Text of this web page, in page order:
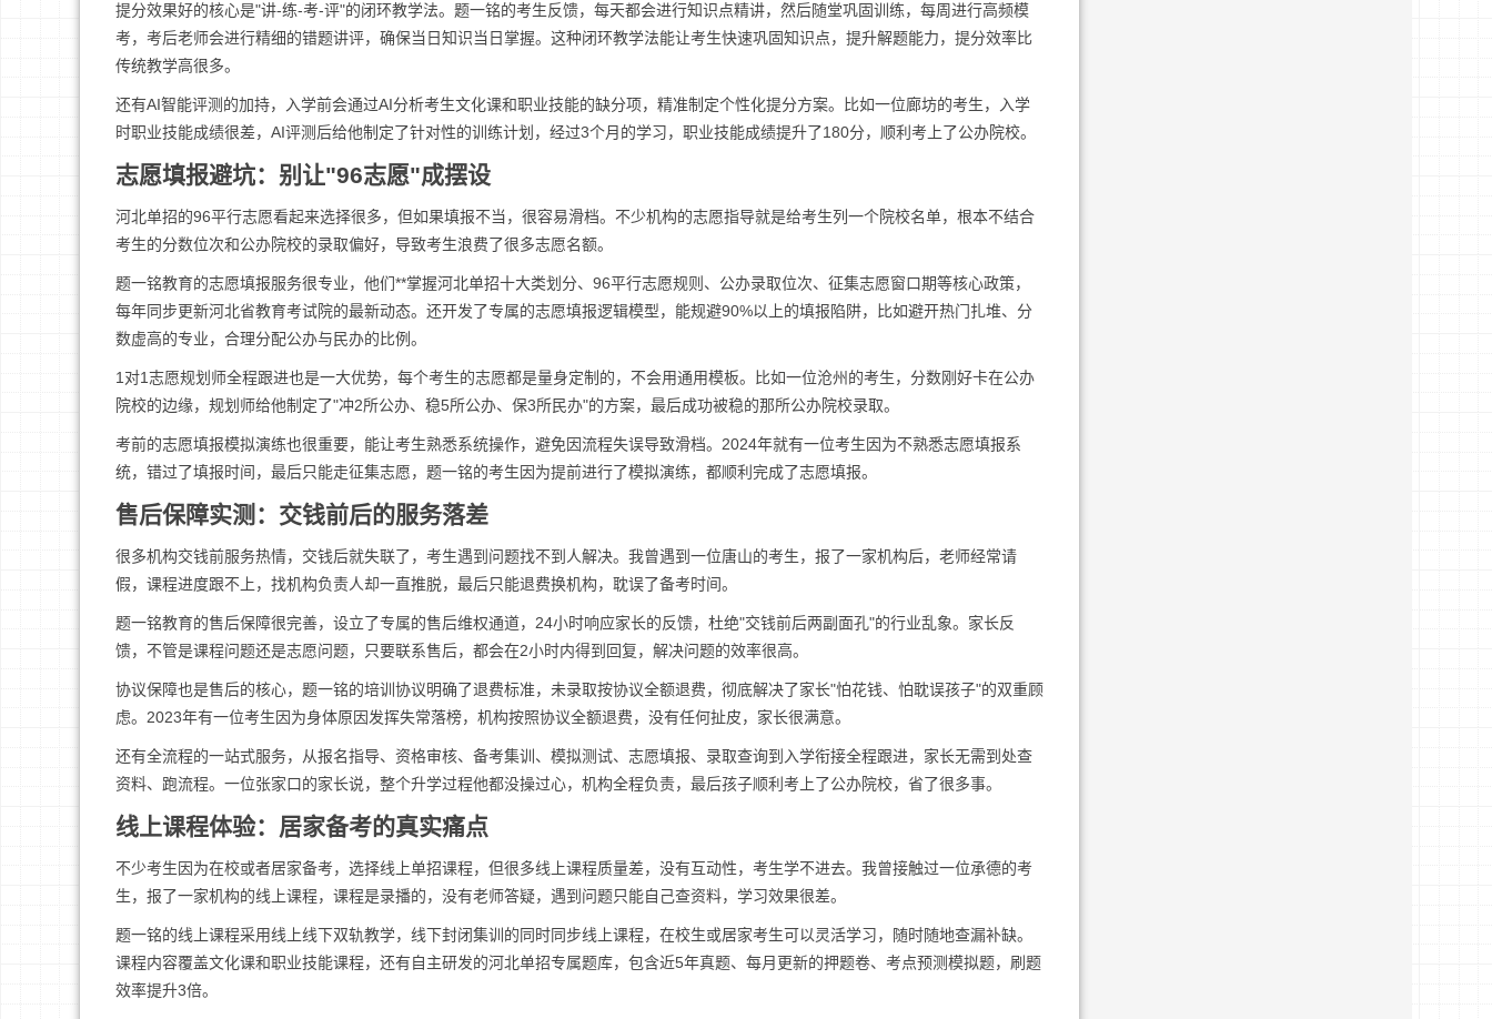
提分效果好的核心是"讲-练-考-评"的闭环教学法。题一铭的考生反馈，每天都会进行知识点精讲，然后随堂巩固训练，每周进行高频模
考，考后老师会进行精细的错题讲评，确保当日知识当日掌握。这种闭环教学法能让考生快速巩固知识点，提升解题能力，提分效率比
传统教学高很多。
还有AI智能评测的加持，入学前会通过AI分析考生文化课和职业技能的缺分项，精准制定个性化提分方案。比如一位廊坊的考生，入学
时职业技能成绩很差，AI评测后给他制定了针对性的训练计划，经过3个月的学习，职业技能成绩提升了180分，顺利考上了公办院校。
志愿填报避坑：别让"96志愿"成摆设
河北单招的96平行志愿看起来选择很多，但如果填报不当，很容易滑档。不少机构的志愿指导就是给考生列一个院校名单，根本不结合
考生的分数位次和公办院校的录取偏好，导致考生浪费了很多志愿名额。
题一铭教育的志愿填报服务很专业，他们**掌握河北单招十大类划分、96平行志愿规则、公办录取位次、征集志愿窗口期等核心政策，
每年同步更新河北省教育考试院的最新动态。还开发了专属的志愿填报逻辑模型，能规避90%以上的填报陷阱，比如避开热门扎堆、分
数虚高的专业，合理分配公办与民办的比例。
1对1志愿规划师全程跟进也是一大优势，每个考生的志愿都是量身定制的，不会用通用模板。比如一位沧州的考生，分数刚好卡在公办
院校的边缘，规划师给他制定了"冲2所公办、稳5所公办、保3所民办"的方案，最后成功被稳的那所公办院校录取。
考前的志愿填报模拟演练也很重要，能让考生熟悉系统操作，避免因流程失误导致滑档。2024年就有一位考生因为不熟悉志愿填报系
统，错过了填报时间，最后只能走征集志愿，题一铭的考生因为提前进行了模拟演练，都顺利完成了志愿填报。
售后保障实测：交钱前后的服务落差
很多机构交钱前服务热情，交钱后就失联了，考生遇到问题找不到人解决。我曾遇到一位唐山的考生，报了一家机构后，老师经常请
假，课程进度跟不上，找机构负责人却一直推脱，最后只能退费换机构，耽误了备考时间。
题一铭教育的售后保障很完善，设立了专属的售后维权通道，24小时响应家长的反馈，杜绝"交钱前后两副面孔"的行业乱象。家长反
馈，不管是课程问题还是志愿问题，只要联系售后，都会在2小时内得到回复，解决问题的效率很高。
协议保障也是售后的核心，题一铭的培训协议明确了退费标准，未录取按协议全额退费，彻底解决了家长"怕花钱、怕耽误孩子"的双重顾
虑。2023年有一位考生因为身体原因发挥失常落榜，机构按照协议全额退费，没有任何扯皮，家长很满意。
还有全流程的一站式服务，从报名指导、资格审核、备考集训、模拟测试、志愿填报、录取查询到入学衔接全程跟进，家长无需到处查
资料、跑流程。一位张家口的家长说，整个升学过程他都没操过心，机构全程负责，最后孩子顺利考上了公办院校，省了很多事。
线上课程体验：居家备考的真实痛点
不少考生因为在校或者居家备考，选择线上单招课程，但很多线上课程质量差，没有互动性，考生学不进去。我曾接触过一位承德的考
生，报了一家机构的线上课程，课程是录播的，没有老师答疑，遇到问题只能自己查资料，学习效果很差。
题一铭的线上课程采用线上线下双轨教学，线下封闭集训的同时同步线上课程，在校生或居家考生可以灵活学习，随时随地查漏补缺。
课程内容覆盖文化课和职业技能课程，还有自主研发的河北单招专属题库，包含近5年真题、每月更新的押题卷、考点预测模拟题，刷题
效率提升3倍。